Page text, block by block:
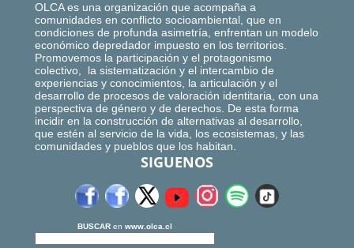
OLCA es una organización que acompaña a
comunidades en conflicto socioambiental, que en
condiciones de profunda asimetría, enfrentan un modelo
económico depredador impuesto en los territorios.
Promovemos la participación y el protagonismo
colectivo, la sistematización y el intercambio de
experiencias y conocimientos, la articulación y el
desarrollo de procesos de valoración identitaria, con una
perspectiva de género y de derechos. De esta forma
incidir en la construcción de alternativas al desarrollo,
que estén al servicio de la vida, los ecosistemas, y las
comunidades y pueblos que los habitan.
SIGUENOS
BUSCAR en www.olca.cl